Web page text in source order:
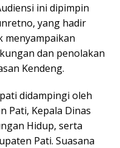
ini dipimpin
yang hadir
menyampaikan
dan penolakan
Kendeng.
didampingi oleh
Pati, Kepala Dinas
Hidup, serta
Pati. Suasana